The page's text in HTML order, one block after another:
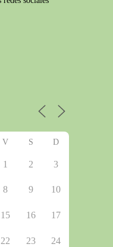
V S D
1 2 3
8 9 10
15 16 17
22 23 24